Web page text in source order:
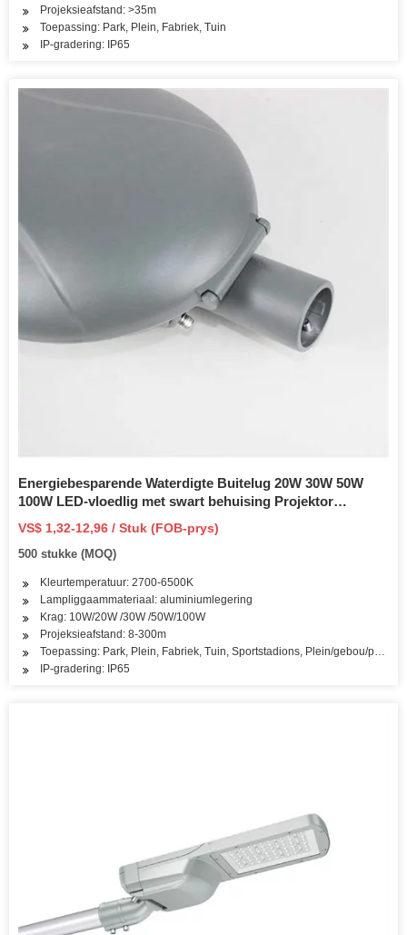
Projeksieafstand: >35m
Toepassing: Park, Plein, Fabriek, Tuin
IP-gradering: IP65
Energiebesparende Waterdigte Buitelug 20W 30W 50W
100W LED-vloedlig met swart behuising Projektor
Reflektor Lampara Bewegingsensor Aluminium
VS$ 1,32-12,96 / Stuk (FOB-prys)
500 stukke (MOQ)
Kleurtemperatuur: 2700-6500K
Lampliggaammateriaal: aluminiumlegering
Krag: 10W/20W /30W /50W/100W
Projeksieafstand: 8-300m
Toepassing: Park, Plein, Fabriek, Tuin, Sportstadions, Plein/gebou/
IP-gradering: IP65